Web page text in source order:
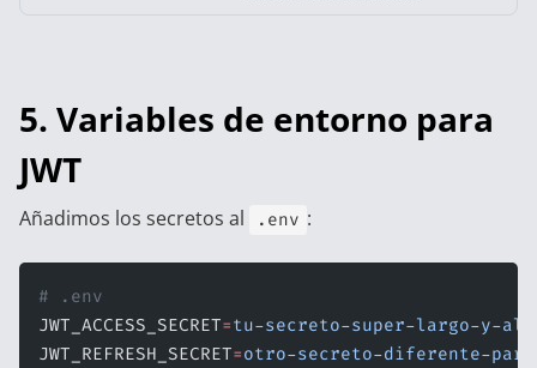
5. Variables de entorno para
JWT
Añadimos los secretos al .env :
# .env
JWT_ACCESS_SECRET=tu-secreto-super-largo-y-
JWT_REFRESH_SECRET=otro-secreto-diferente-